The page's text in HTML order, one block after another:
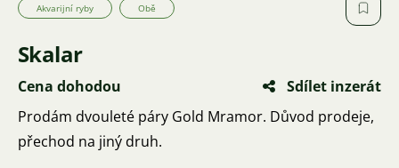
Akvarijní ryby Obě
Skalar
Cena dohodou
Sdílet inzerát
Prodám dvouleté páry Gold Mramor. Důvod prodeje,
přechod na jiný druh.